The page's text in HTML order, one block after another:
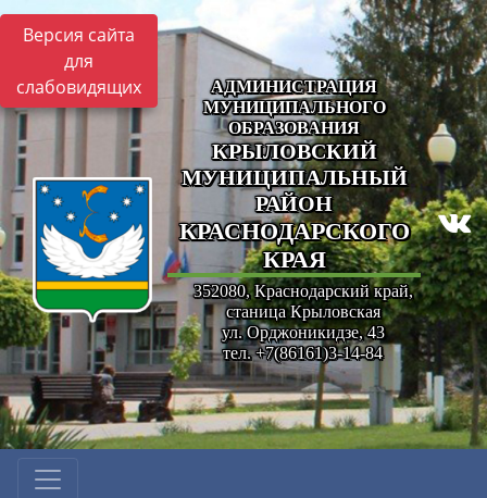
Версия сайта
для
слабовидящих
АДМИНИСТРАЦИЯ
МУНИЦИПАЛЬНОГО
ОБРАЗОВАНИЯ
КРЫЛОВСКИЙ
МУНИЦИПАЛЬНЫЙ
РАЙОН
КРАСНОДАРСКОГО
КРАЯ
352080, Краснодарский край,
станица Крыловская
ул. Орджоникидзе, 43
тел. +7(86161)3-14-84